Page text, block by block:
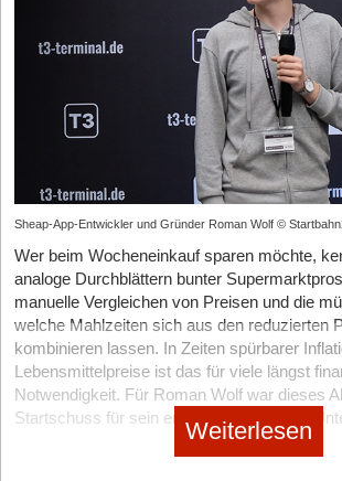
Sheap-App-Entwickler und Gründer Roman Wolf ©
Wer beim Wocheneinkauf sparen möchte,
analoge Durchblättern bunter
manuelle Vergleichen von Preisen und die
welche Mahlzeiten sich aus den reduzierten
kombinieren lassen. In Zeiten spürbarer
Lebensmittelpreise ist das für viele längst
Notwendigkeit. Für Roman Wolf war dieses
Startschuss für sein erstes eigenes Tech-
Weiterlesen